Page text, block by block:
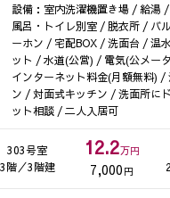
設備：室内洗濯機置き場 / 給
風呂・トイレ別室 / 脱衣所 / バ
ーホン / 宅配BOX / 洗面台 / 温
ット / 水道(公営) / 電気(公メー
インターネット料金(月額無料)
ン / 対面式キッチン / 洗面所に
ット相談 / 二人入居可
303号室
3階／3階建
12.2万円
7,000円